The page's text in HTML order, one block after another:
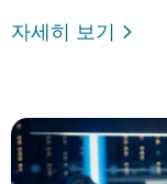
자세히 보기